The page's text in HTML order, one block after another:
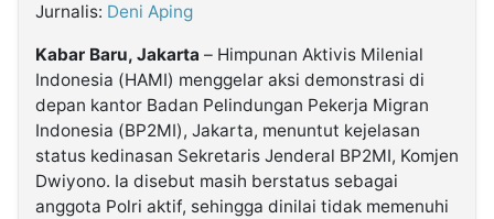
Kabarbaru.co
2026
Jurnalis: Deni Aping
Kabar Baru, Jakarta – Himpunan Aktivis Milenial
Indonesia (HAMI) menggelar aksi demonstrasi di
depan kantor Badan Pelindungan Pekerja Migran
Indonesia (BP2MI), Jakarta, menuntut kejelasan
status kedinasan Sekretaris Jenderal BP2MI, Komjen
Dwiyono. Ia disebut masih berstatus sebagai
anggota Polri aktif, sehingga dinilai tidak memenuhi